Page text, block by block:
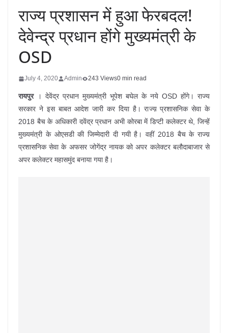
राज्य प्रशासन में हुआ फेरबदल!
देवेन्द्र प्रधान होंगे मुख्यमंत्री के
OSD
July 4, 2020 Admin 243 Views0 min read
रायपुर। देवेंद्र प्रधान मुख्यमंत्री भूपेश बघेल के नये OSD होंगे। राज्य
सरकार ने इस बाबत आदेश जारी कर दिया है। राज्य़ प्रशासनिक सेवा के
2018 बैच के अधिकारी दवेंद्र प्रधान अभी कोरबा में डिप्टी कलेक्टर थे, जिन्हें
मुख्यमंत्री के ओएसडी की जिम्मेदारी दी गयी है। वहीं 2018 बैच के राज्य़
प्रशासनिक सेवा के अफसर जोगेंद्र नायक को अपर कलेक्टर बलौदाबाजार से
अपर कलेक्टर महासमुंद बनाया गया है।